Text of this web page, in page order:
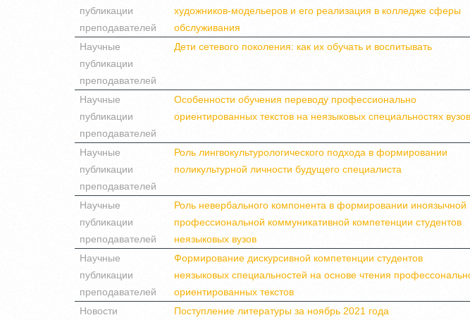
публикации
преподавателей
художников-модельеров и его реализация в колледже сферы
обслуживания
Научные
публикации
преподавателей
Дети сетевого поколения: как их обучать и воспитывать
Научные
публикации
преподавателей
Особенности обучения переводу профессионально
ориентированных текстов на неязыковых специальностях вузов
Научные
публикации
преподавателей
Роль лингвокультурологического подхода в формировании
поликультурной личности будущего специалиста
Научные
публикации
преподавателей
Роль невербального компонента в формировании иноязычной
профессиональной коммуникативной компетенции студентов
неязыковых вузов
Научные
публикации
преподавателей
Формирование дискурсивной компетенции студентов
неязыковых специальностей на основе чтения
ориентированных текстов
Новости
Поступление литературы за ноябрь 2021 года